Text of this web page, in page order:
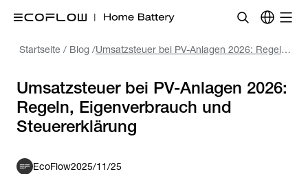
Startseite / Blog / Umsatzsteuer bei PV-Anlagen 2026: Regeln, Eigenverbrauch und Steuererklärung
Umsatzsteuer bei PV-Anlagen 2026:
Regeln, Eigenverbrauch und
EcoFlow2025/11/25